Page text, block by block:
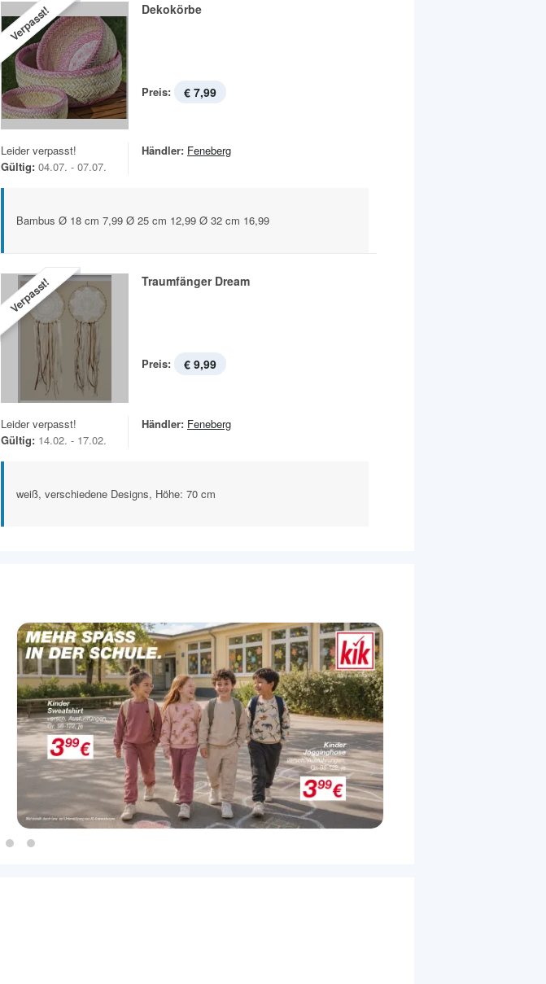
Verpasst! Dekokörbe
Preis: € 7,99
Leider verpasst!
Gültig: 04.07. - 07.07.
Händler: Feneberg
Bambus Ø 18 cm 7,99 Ø 25 cm 12,99 Ø 32 cm 16,99
Verpasst! Traumfänger Dream
Preis: € 9,99
Leider verpasst!
Gültig: 14.02. - 17.02.
Händler: Feneberg
weiß, verschiedene Designs, Höhe: 70 cm